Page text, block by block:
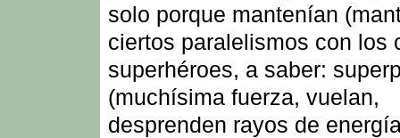
solo porque mantenían
ciertos paralelismos con los
superhéroes, a saber:
(muchísima fuerza, vuelan,
desprenden rayos de